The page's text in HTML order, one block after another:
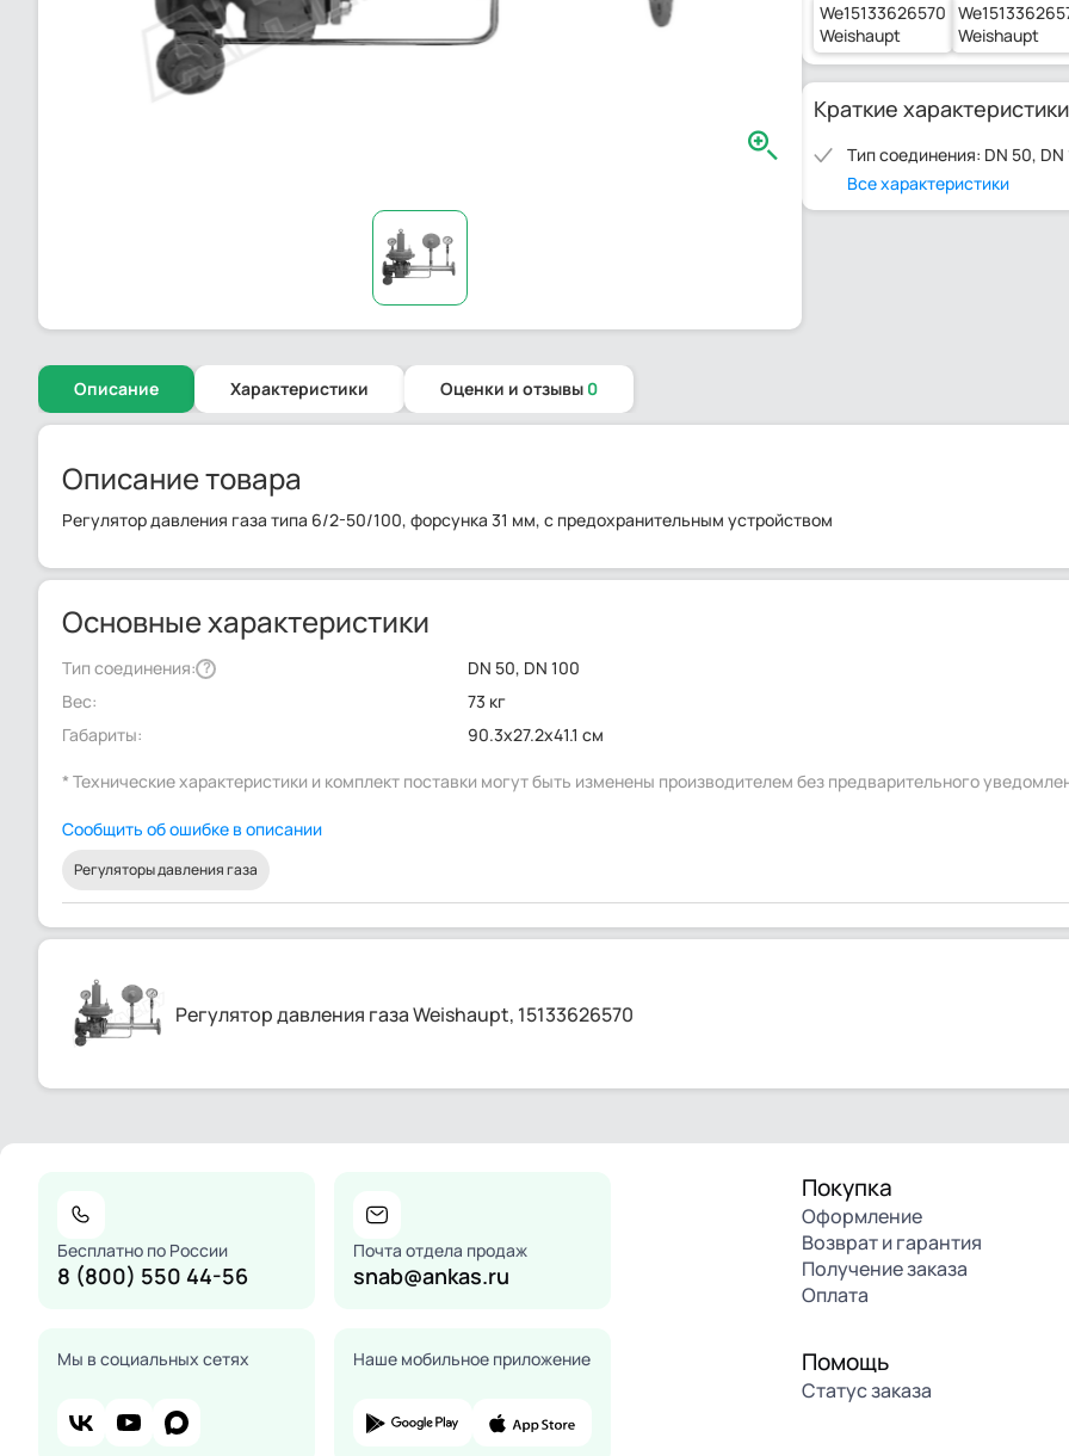
We15133626570
Weishaupt
Weishaupt
Краткие характеристики
Тип соединения: DN 50, DN
Все характеристики
Описание Характеристики Оценки и отзывы 0
Описание товара
Регулятор давления газа типа 6/2-50/100, форсунка 31 мм, с предохранительным устройством
Основные характеристики
Тип соединения: ?
DN 50, DN 100
Вес:
73 кг
Габариты:
90.3x27.2x41.1 см
* Технические характеристики и комплект поставки могут быть изменены производителем без предварительного
Сообщить об ошибке в описании
Регуляторы давления газа
Регулятор давления газа Weishaupt, 15133626570
Бесплатно по России
8 (800) 550 44-56
Почта отдела продаж
snab@ankas.ru
Мы в социальных сетях Наше мобильное приложение
Покупка
Оформление
Возврат и гарантия
Получение заказа
Оплата
Помощь
Статус заказа